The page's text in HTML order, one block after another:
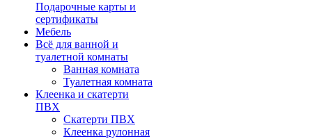
Подарочные карты и
сертификаты
Мебель
Всё для ванной и
туалетной комнаты
Ванная комната
Туалетная комната
Клеенка и скатерти
ПВХ
Скатерти ПВХ
Клеенка рулонная